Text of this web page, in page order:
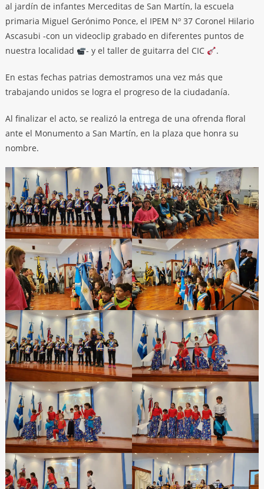
al jardín de infantes Merceditas de San Martín, la escuela
primaria Miguel Gerónimo Ponce, el IPEM Nº 37 Coronel Hilario
Ascasubi -con un videoclip grabado en diferentes puntos de
nuestra localidad
- y el taller de guitarra del CIC .
En estas fechas patrias demostramos una vez más que
trabajando unidos se logra el progreso de la ciudadanía.
Al finalizar el acto, se realizó la entrega de una ofrenda floral
ante el Monumento a San Martín, en la plaza que honra su
nombre.